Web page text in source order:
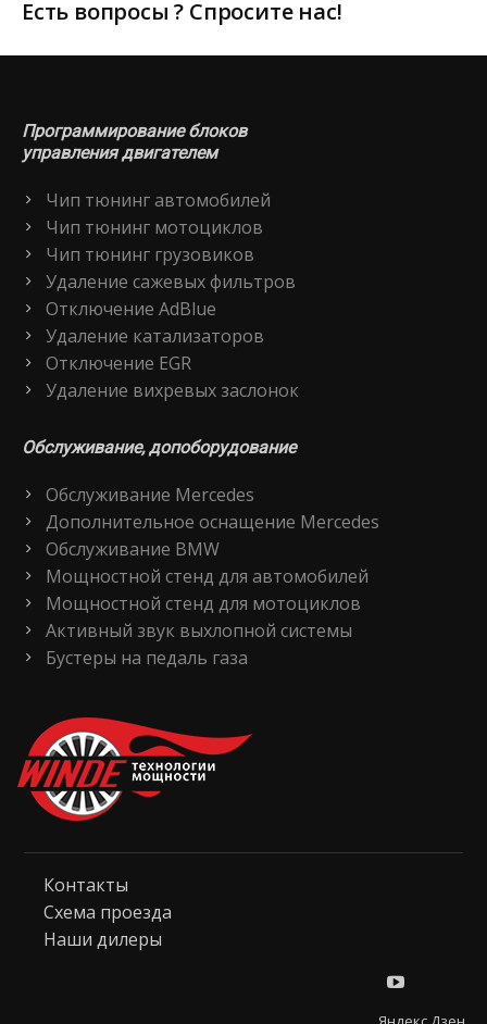
Есть вопросы ? Спросите нас!
Программирование блоков
управления двигателем
Чип тюнинг автомобилей
Чип тюнинг мотоциклов
Чип тюнинг грузовиков
Удаление сажевых фильтров
Отключение AdBlue
Удаление катализаторов
Отключение EGR
Удаление вихревых заслонок
Обслуживание, допоборудование
Обслуживание Mercedes
Дополнительное оснащение Mercedes
Обслуживание BMW
Мощностной стенд для автомобилей
Мощностной стенд для мотоциклов
Активный звук выхлопной системы
Бустеры на педаль газа
Контакты
Схема проезда
Наши дилеры